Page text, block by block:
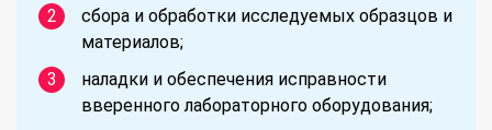
сбора и обработки исследуемых образцов и
материалов;
наладки и обеспечения исправности
вверенного лабораторного оборудования;